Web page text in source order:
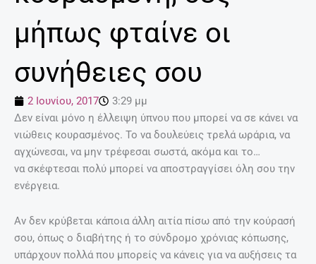
μήπως φταίνε οι
συνήθειες σου
2 Ιουνίου, 2017
3:29 μμ
Δεν είναι μόνο η έλλειψη ύπνου που μπορεί να σε κάνει να
νιώθεις κουρασμένος. Το να δουλεύεις τρελά ωράρια, να
αγχώνεσαι, να μην τρέφεσαι σωστά, ακόμα και το…
να σκέφτεσαι πολύ μπορεί να αποστραγγίσει όλη σου την
ενέργεια.
Αν δεν κρύβεται κάποια άλλη αιτία πίσω από την κούρασή
σου, όπως ο διαβήτης ή το σύνδρομο χρόνιας κόπωσης,
υπάρχουν πολλά που μπορείς να κάνεις για να αυξήσεις τα